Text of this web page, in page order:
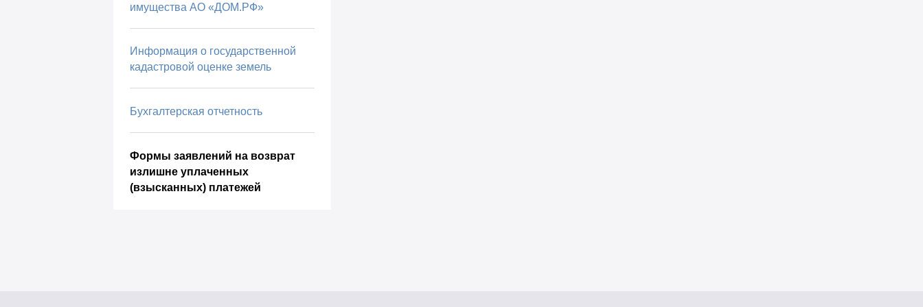
имущества АО «ДОМ.РФ»
Информация о государственной
кадастровой оценке земель
Бухгалтерская отчетность
Формы заявлений на возврат
излишне уплаченных
(взысканных) платежей